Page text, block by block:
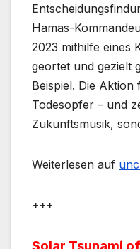
Hamas-
2023 mithilfe eines
geortet und gezielt
Beispiel. Die Aktion
Todesopfer – und
Zukunftsmusik,
Weiterlesen auf
+++